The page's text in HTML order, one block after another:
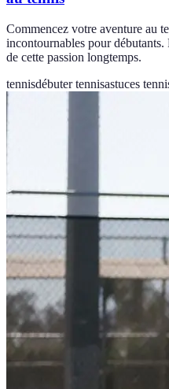
Commencez votre aventure au
incontournables pour
de cette passion longtemps.
tennisdébuter tennisastuces